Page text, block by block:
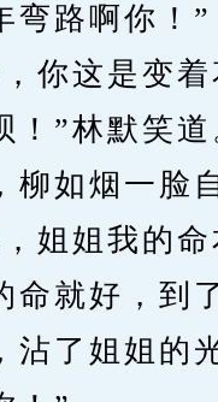
弯路啊你！”
这是变着
！”林默笑道
如烟一脸
姐姐我的命
命就好，到
沾了姐姐的